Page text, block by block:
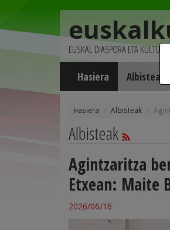
EUSKAL DIASPORA ETA KULTURA
Hasiera Albisteak
Hasiera Albisteak
Albisteak
Agintzaritza
Etxean: Maite
2026/06/16